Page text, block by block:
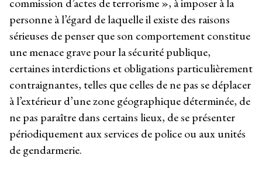
personne à l’égard de laquelle il existe des raisons
sérieuses de penser que son comportement constitue
une menace grave pour la sécurité publique,
certaines interdictions et obligations particulièrement
contraignantes, telles que celles de ne pas se déplacer
à l’extérieur d’une zone géographique déterminée, de
ne pas paraître dans certains lieux, de se présenter
périodiquement aux services de police ou aux unités
de gendarmerie.